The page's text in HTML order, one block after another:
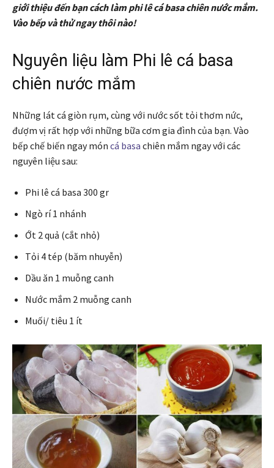
giới thiệu đến bạn cách làm phi lê cá basa chiên nước mắm.
Vào bếp và thử ngay thôi nào!
Nguyên liệu làm Phi lê cá basa
chiên nước mắm
Những lát cá giòn rụm, cùng với nước sốt tỏi thơm nức,
đượm vị rất hợp với những bữa cơm gia đình của bạn. Vào
bếp chế biến ngay món cá basa chiên mắm ngay với các
nguyên liệu sau:
Phi lê cá basa 300 gr
Ngò rí 1 nhánh
Ớt 2 quả (cắt nhỏ)
Tỏi 4 tép (băm nhuyễn)
Dầu ăn 1 muỗng canh
Nước mắm 2 muỗng canh
Muối/ tiêu 1 ít